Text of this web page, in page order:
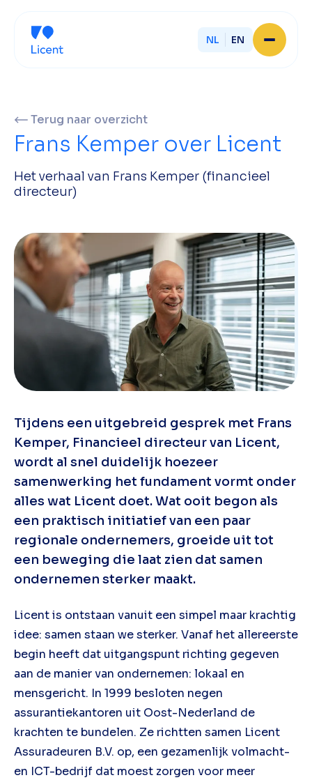
NL EN
Sluit je aan
Werken bij
Terug naar overzicht
Frans Kemper over Licent
Het verhaal van Frans Kemper (financieel
directeur)
Tijdens een uitgebreid gesprek met Frans
Kemper, Financieel directeur van Licent,
wordt al snel duidelijk hoezeer
samenwerking het fundament vormt onder
alles wat Licent doet. Wat ooit begon als
een praktisch initiatief van een paar
regionale ondernemers, groeide uit tot
een beweging die laat zien dat samen
ondernemen sterker maakt.
Licent is ontstaan vanuit een simpel maar krachtig
idee: samen staan we sterker. Vanaf het allereerste
begin heeft dat uitgangspunt richting gegeven
aan de manier van ondernemen: lokaal en
mensgericht. In 1999 besloten negen
assurantiekantoren uit Oost-Nederland de
krachten te bundelen. Ze richtten samen Licent
Assuradeuren B.V. op, een gezamenlijk volmacht-
en ICT-bedrijf dat moest zorgen voor meer